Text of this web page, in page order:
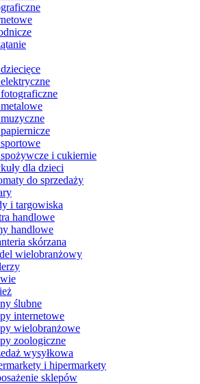
i cukiernie
dla dzieci
do sprzedaży
i targowiska
handlowe
handlowe
skórzana
wielobranżowy
ślubne
internetowe
wielobranżowe
zoologiczne
wysyłkowa
i hipermarkety
sklepów